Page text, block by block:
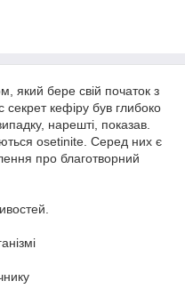
який бере свій початок з
секрет кефіру був глибоко
нарешті, показав.
osetinite. Серед них є
про благотворний